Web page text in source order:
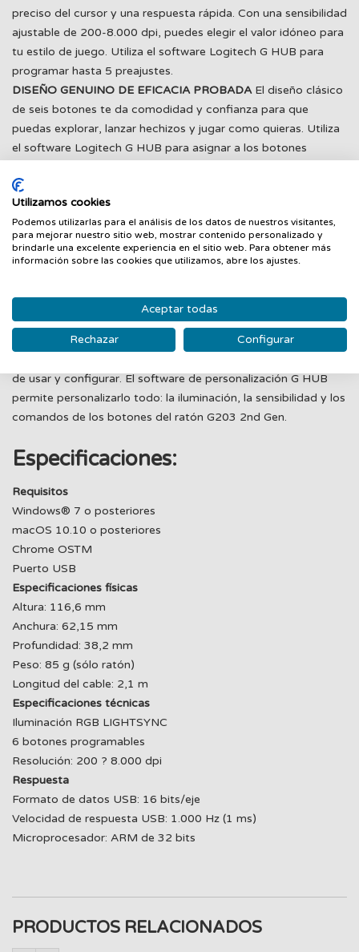
preciso del cursor y una respuesta rápida. Con una sensibilidad
ajustable de 200-8.000 dpi, puedes elegir el valor idóneo para
tu estilo de juego. Utiliza el software Logitech G HUB para
programar hasta 5 preajustes.
DISEÑO GENUINO DE EFICACIA PROBADAEl diseño clásico
de seis botones te da comodidad y confianza para que
puedas explorar, lanzar hechizos y jugar como quieras. Utiliza
el software Logitech G HUB para asignar a los botones
teclas con los que simplificar tus acciones.
TENSIÓN DE BOTONES OPTIMIZADO
izquierdo y derecho primarios tienen el exclusivo sistema de
tensión de botones con resortes metálicos Logitech G, que
ofrece una actuación precisa de los botones y una experiencia
SOFTWARE PARA GAMING LOGITECH G HUBG203 2nd Gen
se ha diseñado para funcionar a la perfección en cualquier
sistema, pero si quieres controles aún más precisos, puedes
de usar y configurar. El software de personalización G HUB
permite personalizarlo todo: la iluminación, la sensibilidad y los
comandos de los botones del ratón G203 2nd Gen.
Especificaciones:
Requisitos
Windows® 7 o posteriores
macOS 10.10 o posteriores
Chrome OSTM
Puerto USB
Especificaciones físicas
Altura: 116,6 mm
Anchura: 62,15 mm
Profundidad: 38,2 mm
Peso: 85 g (sólo ratón)
Longitud del cable: 2,1 m
Especificaciones técnicas
Iluminación RGB LIGHTSYNC
6 botones programables
Resolución: 200 ? 8.000 dpi
Respuesta
Formato de datos USB: 16 bits/eje
Velocidad de respuesta USB: 1.000 Hz (1 ms)
Microprocesador: ARM de 32 bits
PRODUCTOS RELACIONADOS
Utilizamos cookies
Podemos utilizarlas para el análisis de los datos de nuestros visitantes,
para mejorar nuestro sitio web, mostrar contenido personalizado y
brindarle una excelente experiencia en el sitio web. Para obtener más
información sobre las cookies que utilizamos, abre los ajustes.
Aceptar todas
Rechazar Configurar